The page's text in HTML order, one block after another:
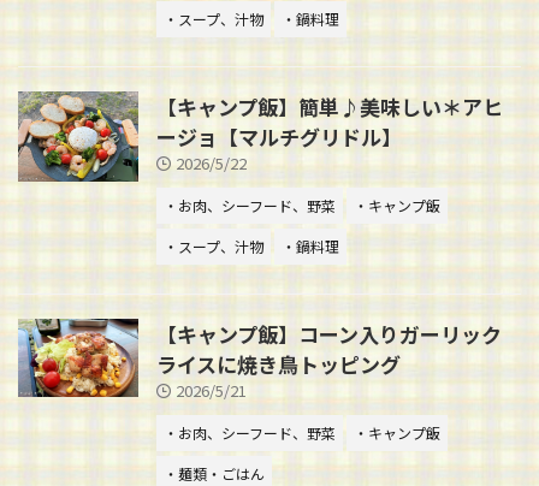
・スープ、汁物
・鍋料理
【キャンプ飯】簡単♪美味しい＊アヒ
ージョ【マルチグリドル】
2026/5/22
・お肉、シーフード、野菜
・キャンプ飯
・スープ、汁物
・鍋料理
【キャンプ飯】コーン入りガーリック
ライスに焼き鳥トッピング
2026/5/21
・お肉、シーフード、野菜
・キャンプ飯
・麺類・ごはん